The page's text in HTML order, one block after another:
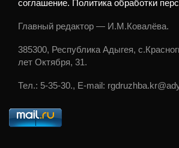
соглашение. Политика обработки
Главный редактор — И.М.Ковалёва.
385300, Республика Адыгея,
лет Октября, 31.
Тел.: 5-35-30., E-mail: